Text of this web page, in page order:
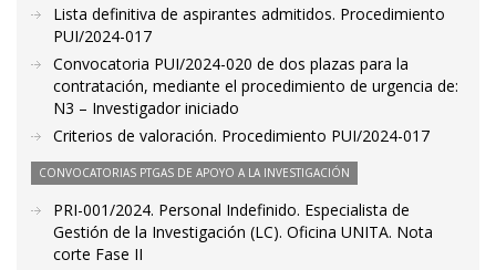
Lista definitiva de aspirantes admitidos. Procedimiento
PUI/2024-017
Convocatoria PUI/2024-020 de dos plazas para la
contratación, mediante el procedimiento de urgencia de:
N3 – Investigador iniciado
Criterios de valoración. Procedimiento PUI/2024-017
CONVOCATORIAS PTGAS DE APOYO A LA INVESTIGACIÓN
PRI-001/2024. Personal Indefinido. Especialista de
Gestión de la Investigación (LC). Oficina UNITA. Nota
corte Fase II